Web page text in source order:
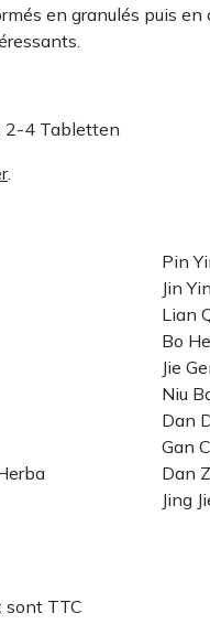
en granulés puis en
2-4 Tabletten
.
Pin
Jin
Lian
Bo
Jie
Niu
Dan
Gan
Dan
Jing
sont TTC